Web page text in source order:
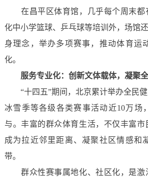
在昌平区体育馆，几乎每个周末都
化中小学篮球、乒乓球等培训外，场馆
身理念，举办多项赛事，推动体育运
化。
服务专业化： 创新文体载体，凝聚
“十四五”期间，北京累计举办全民健
冰雪季等各级各类赛事活动近10万场
与。丰富的群众体育生活，不仅丰富市
成为拉近邻里距离、凝聚社区情感和
带。
群众性赛事属地化、社区化，是激